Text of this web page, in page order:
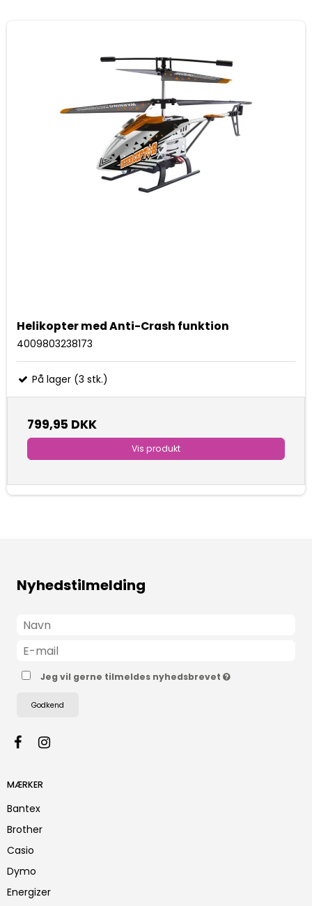
Helikopter med Anti-Crash funktion
4009803238173
På lager (3 stk.)
799,95 DKK
Vis produkt
Nyhedstilmelding
Jeg vil gerne tilmeldes nyhedsbrevet
Godkend
MÆRKER
Bantex
Brother
Casio
Dymo
Energizer